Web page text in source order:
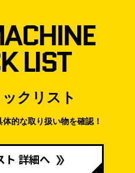
LIST
クリスト
体的な取り扱い物を確認！
ト 詳細へ